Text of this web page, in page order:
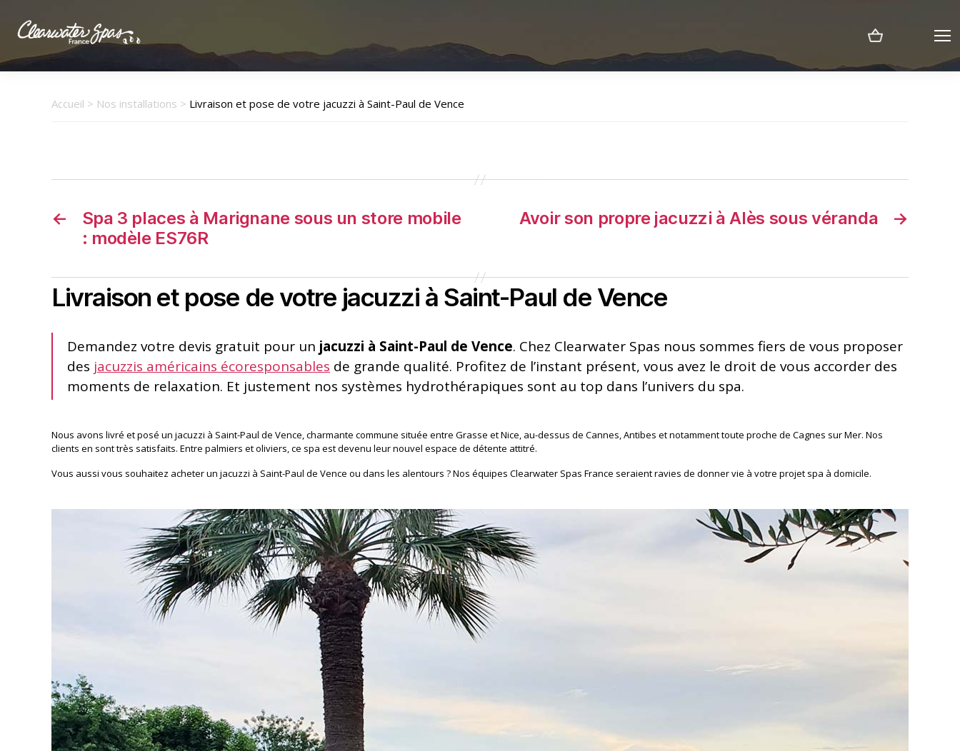
Clearwater
Spas
Accueil > Nos installations > Livraison et pose de votre jacuzzi à Saint-Paul de Vence
←
Spa 3 places à Marignane sous un store mobile
: modèle ES76R
→
Avoir son propre jacuzzi à Alès sous véranda
Livraison et pose de votre jacuzzi à Saint-Paul de Vence
Demandez votre devis gratuit pour un jacuzzi à Saint-Paul de Vence. Chez Clearwater Spas nous sommes fiers de vous proposer
des jacuzzis américains écoresponsables de grande qualité. Profitez de l’instant présent, vous avez le droit de vous accorder des
moments de relaxation. Et justement nos systèmes hydrothérapiques sont au top dans l’univers du spa.
Nous avons livré et posé un jacuzzi à Saint-Paul de Vence, charmante commune située entre Grasse et Nice, au-dessus de Cannes, Antibes et notamment toute proche de Cagnes sur Mer. Nos
clients en sont très satisfaits. Entre palmiers et oliviers, ce spa est devenu leur nouvel espace de détente attitré.
Vous aussi vous souhaitez acheter un jacuzzi à Saint-Paul de Vence ou dans les alentours ? Nos équipes Clearwater Spas France seraient ravies de donner vie à votre projet spa à domicile.